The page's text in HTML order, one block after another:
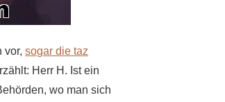
vor,sogar die taz
Herr H. Ist ein
wo man sich